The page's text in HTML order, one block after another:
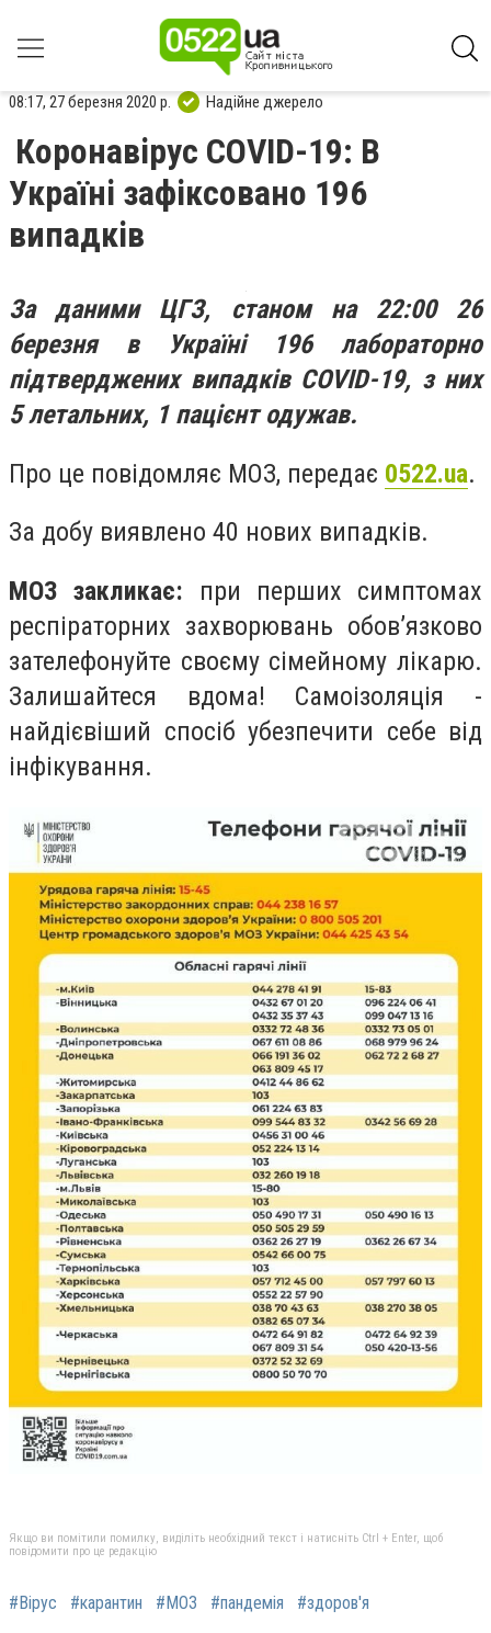
08:17, 27 березня 2020 р. Надійне джерело
Коронавірус COVID-19: В
Україні зафіксовано 196
випадків
За даними ЦГЗ, станом на 22:00 26
березня в Україні 196 лабораторно
підтверджених випадків COVID-19, з них
5 летальних, 1 пацієнт одужав.
Про це повідомляє МОЗ, передає 0522.ua.
За добу виявлено 40 нових випадків.
МОЗ закликає: при перших симптомах
респіраторних захворювань обов’язково
зателефонуйте своєму сімейному лікарю.
Залишайтеся вдома! Самоізоляція -
найдієвіший спосіб убезпечити себе від
інфікування.
Якщо ви помітили помилку, виділіть необхідний текст і натисніть Ctrl + Enter, щоб
повідомити про це редакцію
#Вірус #карантин #МОЗ #пандемія #здоров'я